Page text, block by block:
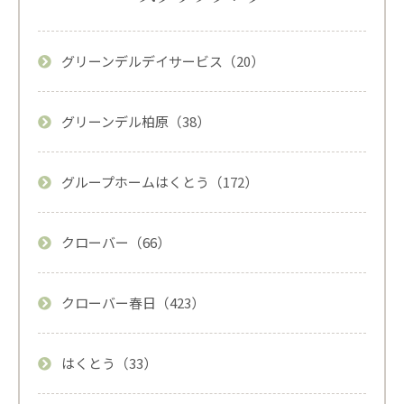
グリーンデルデイサービス（20）
グリーンデル柏原（38）
グループホームはくとう（172）
クローバー（66）
クローバー春日（423）
はくとう（33）